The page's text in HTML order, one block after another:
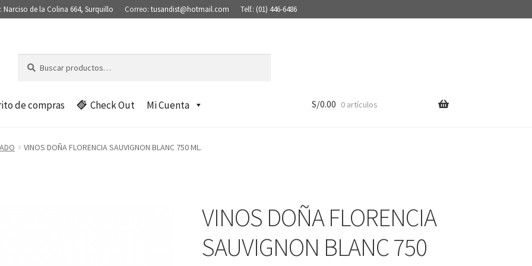
Narciso de la Colina 664, Surquillo Correo: tusandist@hotmail.com Telf.: (01) 446-6486
por:
c
a
de compras Check Out Mi Cuenta S/0.00 0 artículos
VINOS DOÑA FLORENCIA SAUVIGNON BLANC 750 ML.
VINOS DOÑA FLORENCIA
SAUVIGNON BLANC 750